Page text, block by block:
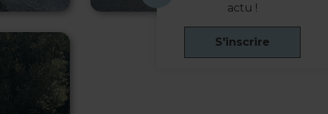
actu !
S'inscrire